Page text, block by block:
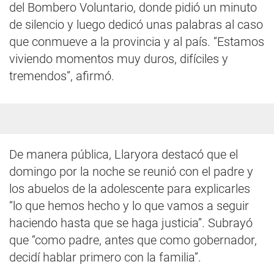
del Bombero Voluntario, donde pidió un minuto
de silencio y luego dedicó unas palabras al caso
que conmueve a la provincia y al país. “Estamos
viviendo momentos muy duros, difíciles y
tremendos”, afirmó.
De manera pública, Llaryora destacó que el
domingo por la noche se reunió con el padre y
los abuelos de la adolescente para explicarles
“lo que hemos hecho y lo que vamos a seguir
haciendo hasta que se haga justicia”. Subrayó
que “como padre, antes que como gobernador,
decidí hablar primero con la familia”.